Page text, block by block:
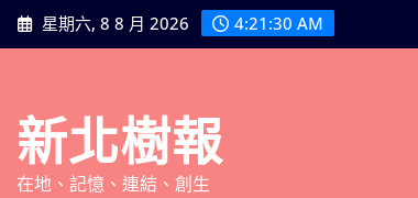
Skip
to
星期六, 8 8 月 2026 4:21:31 AM
新北樹報
在地、記憶、連結、創生